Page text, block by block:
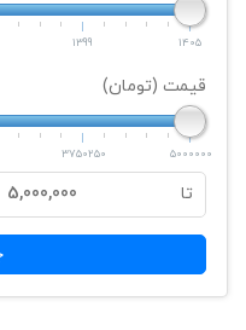
1399 1405
قیمت (تومان)
3750250 5000000
تا 5,000,000